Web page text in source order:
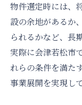
物件選定時には、
設の余地があるか
られるかなど、長
実際に会津若松市
れらの条件を満た
事業展開を実現し